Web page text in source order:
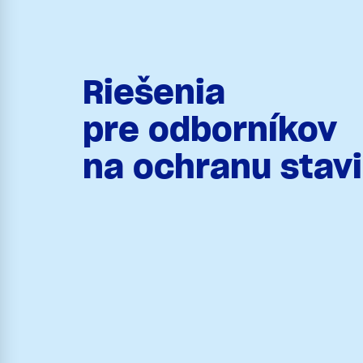
Riešenia
pre odborníkov
na ochranu